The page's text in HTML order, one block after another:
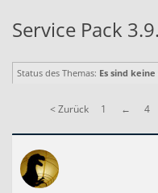
Service Pack
S
e
r
Status des Themas: Es sind
< Zurück 1 ← 4